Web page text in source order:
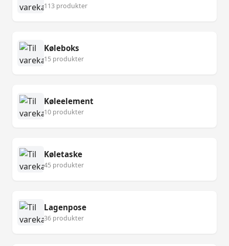
113 produkter
Køleboks
15 produkter
Køleelement
10 produkter
Køletaske
45 produkter
Lagenpose
36 produkter